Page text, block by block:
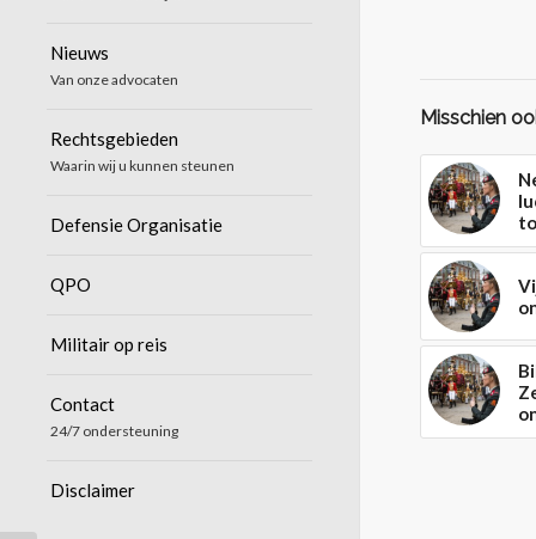
Nieuws
Van onze advocaten
Rechtsgebieden
Waarin wij u kunnen steunen
Defensie Organisatie
QPO
Militair op reis
Contact
24/7 ondersteuning
Disclaimer
Misschien